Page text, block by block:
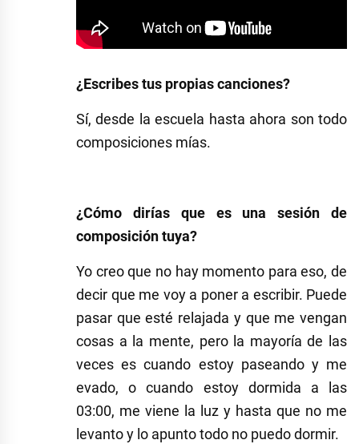
¿Escribes tus propias canciones?
Sí, desde la escuela hasta ahora son todo
composiciones mías.
¿Cómo dirías que es una sesión de
composición tuya?
Yo creo que no hay momento para eso, de
decir que me voy a poner a escribir. Puede
pasar que esté relajada y que me vengan
cosas a la mente, pero la mayoría de las
veces es cuando estoy paseando y me
evado, o cuando estoy dormida a las
03:00, me viene la luz y hasta que no me
levanto y lo apunto todo no puedo dormir.